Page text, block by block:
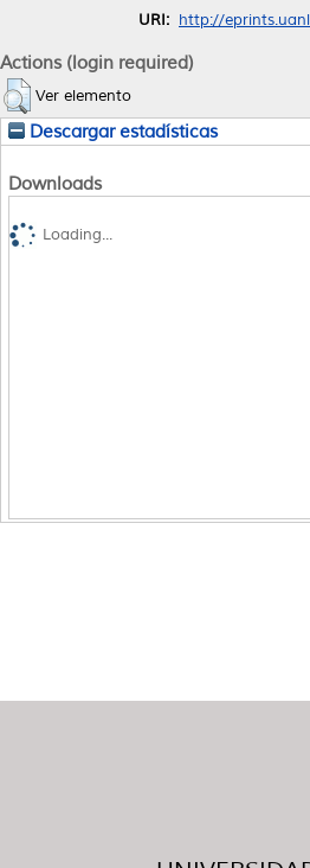
URI: http://
Actions (login required)
Ver elemento
Descargar estadísticas
Downloads
Loading...